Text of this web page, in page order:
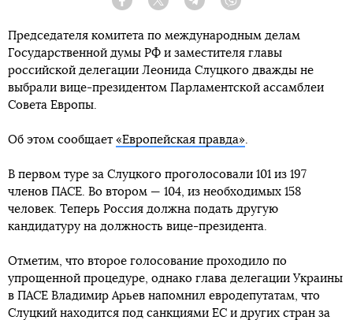
Facebook Twitter Telegram
Председателя комитета по международным делам
Государственной думы РФ и заместителя главы
российской делегации Леонида Слуцкого дважды не
выбрали вице-президентом Парламентской ассамблеи
Совета Европы.
Об этом сообщает «Европейская правда»
В первом туре за Слуцкого проголосовали 101 из 197
членов ПАСЕ. Во втором — 104, из необходимых 158
человек. Теперь Россия должна подать другую
кандидатуру на должность вице-президента.
Отметим, что второе голосование проходило по
упрощенной процедуре, однако глава делегации Украины
в ПАСЕ Владимир Арьев напомнил евродепутатам, что
Слуцкий находится под санкциями ЕС и других стран за